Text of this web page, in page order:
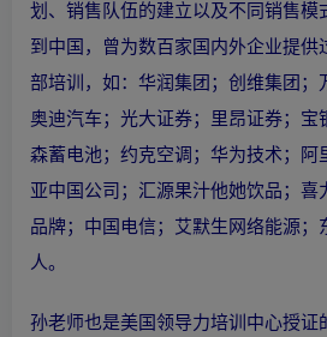
划、销售队伍的建立以及不同销售模
到中国，曾为数百家国内外企业提供
部培训，如：华润集团；创维集团；
奥迪汽车；光大证券；里昂证券；宝
森蓄电池；约克空调；华为技术；阿
亚中国公司；汇源果汁他她饮品；喜
品牌；中国电信；艾默生网络能源；
人。
孙老师也是美国领导力培训中心授证